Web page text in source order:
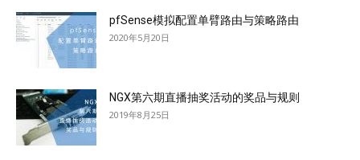
pfSense模拟配置单臂路由与策略路由
2020年5月20日
NGX第六期直播抽奖活动的奖品与规则
2019年8月25日